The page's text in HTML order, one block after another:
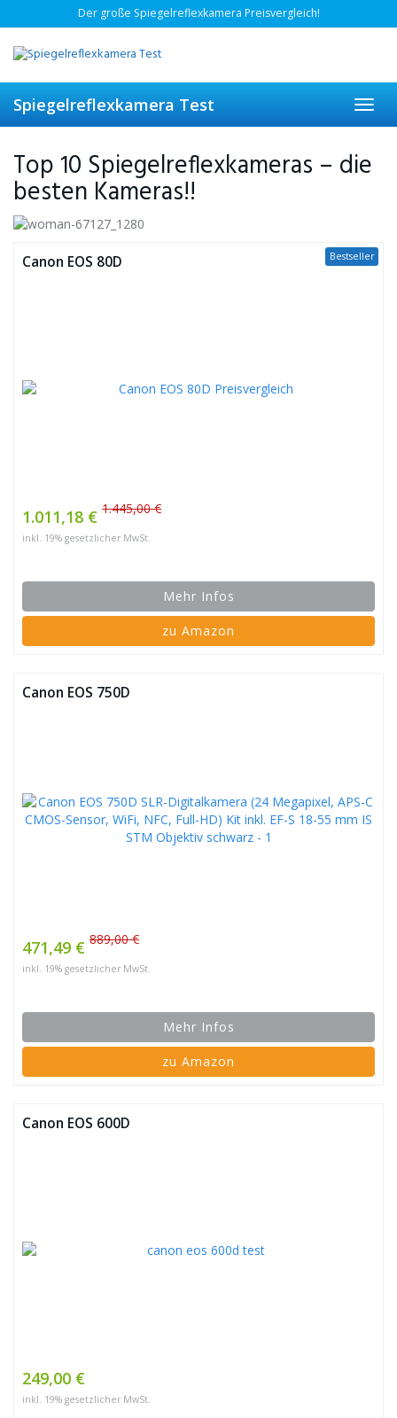
to
main
content
Der große Spiegelreflexkamera Preisvergleich!
Spiegelreflexkamera Test
Top 10 Spiegelreflexkameras – die
besten Kameras!!
Bestseller
Canon EOS 80D
1.011,18 € 1.445,00 €
inkl. 19% gesetzlicher MwSt.
Mehr Infos
zu Amazon
Canon EOS 750D
471,49 € 889,00 €
inkl. 19% gesetzlicher MwSt.
Mehr Infos
zu Amazon
Canon EOS 600D
249,00 €
inkl. 19% gesetzlicher MwSt.